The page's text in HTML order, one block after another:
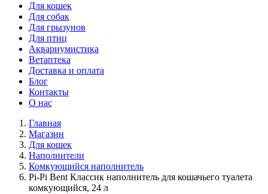
Для кошек
Для собак
Для грызунов
Для птиц
Аквариумистика
Ветаптека
Доставка и оплата
Блог
Контакты
О нас
Главная
Магазин
Для кошек
Наполнители
Комкующийся наполнитель
Pi-Pi Bent Классик наполнитель для кошачьего туалета
комкующийся, 24 л